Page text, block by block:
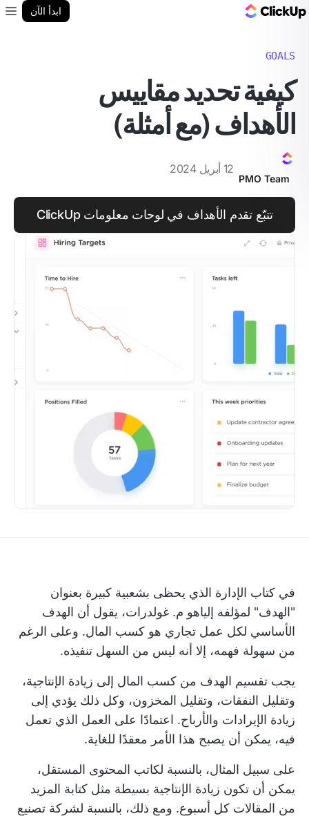
ابدأ الآن
GOALS
كيفية تحديد مقاييس
الأهداف (مع أمثلة)
PMO Team
12 أبريل 2024
تتبّع تقدم الأهداف في لوحات معلومات ClickUp
في كتاب الإدارة الذي يحظى بشعبية كبيرة بعنوان
"الهدف" لمؤلفه إلياهو م. غولدرات، يقول أن الهدف
الأساسي لكل عمل تجاري هو كسب المال. وعلى الرغم
من سهولة فهمه، إلا أنه ليس من السهل تنفيذه.
يجب تقسيم الهدف من كسب المال إلى زيادة الإنتاجية،
وتقليل النفقات، وتقليل المخزون، وكل ذلك يؤدي إلى
زيادة الإيرادات والأرباح. اعتمادًا على العمل الذي تعمل
فيه، يمكن أن يصبح هذا الأمر معقدًا للغاية.
على سبيل المثال، بالنسبة لكاتب المحتوى المستقل،
يمكن أن تكون زيادة الإنتاجية بسيطة مثل كتابة المزيد
من المقالات كل أسبوع. ومع ذلك، بالنسبة لشركة تصنيع